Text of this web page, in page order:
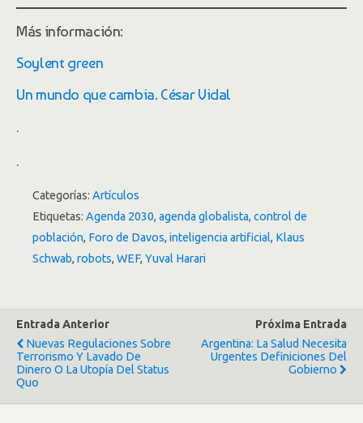
Más información:
Soylent green
Un mundo que cambia. César Vidal
.
.
Categorías: Artículos
Etiquetas: Agenda 2030, agenda globalista, control de
población, Foro de Davos, inteligencia artificial, Klaus
Schwab, robots, WEF, Yuval Harari
Entrada Anterior
Nuevas Regulaciones Sobre
Terrorismo Y Lavado De
Dinero O La Utopía Del Status
Quo
Próxima Entrada
Argentina: La Salud Necesita
Urgentes Definiciones Del
Gobierno